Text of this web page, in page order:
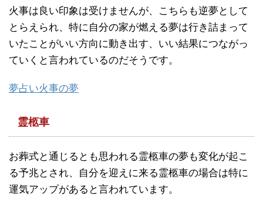
火事は良い印象は受けませんが、こちらも逆夢として
とらえられ、特に自分の家が燃える夢は行き詰まって
いたことがいい方向に動き出す、いい結果につながっ
ていくと言われているのだそうです。
夢占い火事の夢
霊柩車
お葬式と通じるとも思われる霊柩車の夢も変化が起こ
る予兆とされ、自分を迎えに来る霊柩車の場合は特に
運気アップがあると言われています。